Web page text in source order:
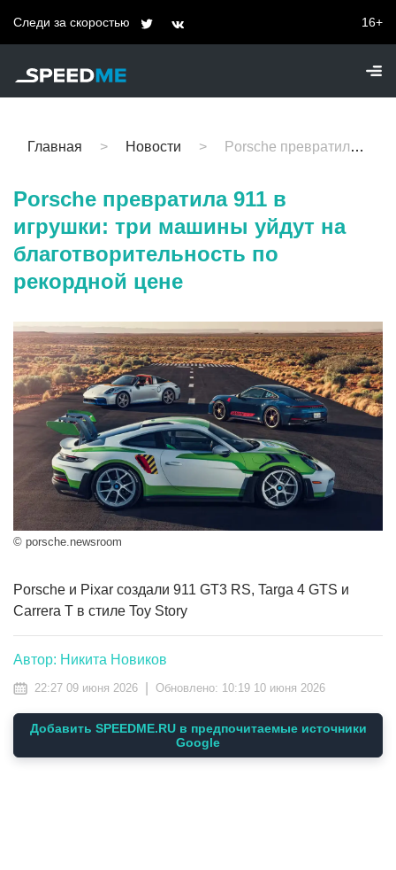
Следи за скоростью 16+
Главная Новости Porsche превратила 911 в игрушки: три машины уйдут на благотворительность по рекордной цене
Porsche превратила 911 в
игрушки: три машины уйдут на
благотворительность по
рекордной цене
© porsche.newsroom
Porsche и Pixar создали 911 GT3 RS, Targa 4 GTS и
Carrera T в стиле Toy Story
Автор: Никита Новиков
22:27 09 июня 2026 Обновлено: 10:19 10 июня 2026
Добавить SPEEDME.RU в предпочитаемые источники
Google